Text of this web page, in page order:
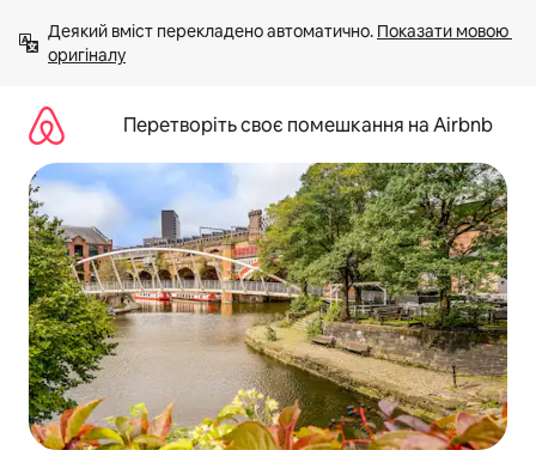
вмісту
Деякий вміст перекладено автоматично. Показати мовою
оригіналу
Перетворіть своє помешкання на Airbnb